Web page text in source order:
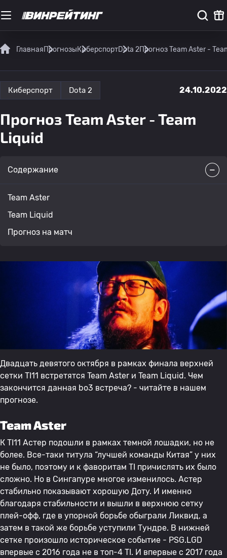
ГлавнаяПрогнозыКиберспортDota 2Прогноз Team Aster -
Киберспорт Dota 2 24.10.2022
Прогноз Team Aster - Team
Liquid
Содержание
Team Aster
Team Liquid
Прогноз на матч
Двадцать девятого октября в рамках финала верхней
сетки TI11 встретятся Team Aster и Team Liquid. Чем
закончится данная bo3 встреча? - читайте в нашем
прогнозе.
Team Aster
К TI11 Астер подошли в рамках темной лошадки, но не
более. Все-таки титула “лучшей команды Китая” у них
не было, поэтому и к фаворитам TI причислять их было
сложно. Но в Сингапуре многое изменилось. Астер
стабильно показывают хорошую Доту. И именно
благодаря стабильности и вышли в верхнюю сетку
плей-офф, где в упорной борьбе обыграли Ликвид, а
затем в такой же борьбе уступили Тундре. В нижней
сетке произошло историческое событие - PSG.LGD
впервые с 2016 года не в топ-4 TI. И впервые с 2017 года